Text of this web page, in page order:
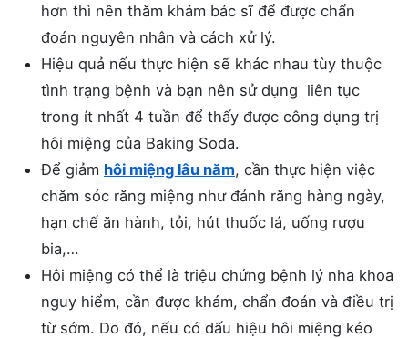
hơn thì nên thăm khám bác sĩ để được chẩn
đoán nguyên nhân và cách xử lý.
Hiệu quả nếu thực hiện sẽ khác nhau tùy thuộc
tình trạng bệnh và bạn nên sử dụng liên tục
trong ít nhất 4 tuần để thấy được công dụng trị
hôi miệng của Baking Soda.
Để giảm hôi miệng lâu năm, cần thực hiện việc
chăm sóc răng miệng như đánh răng hàng ngày,
hạn chế ăn hành, tỏi, hút thuốc lá, uống rượu
bia,…
Hôi miệng có thể là triệu chứng bệnh lý nha khoa
nguy hiểm, cần được khám, chẩn đoán và điều trị
từ sớm. Do đó, nếu có dấu hiệu hôi miệng kéo